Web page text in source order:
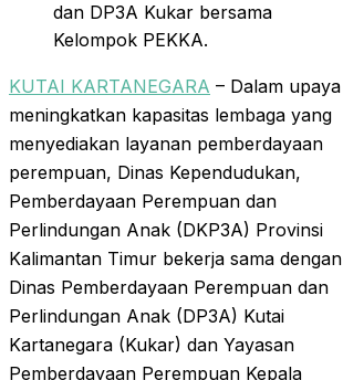
dan DP3A Kukar bersama
Kelompok PEKKA.
KUTAI KARTANEGARA – Dalam upaya
meningkatkan kapasitas lembaga yang
menyediakan layanan pemberdayaan
perempuan, Dinas Kependudukan,
Pemberdayaan Perempuan dan
Perlindungan Anak (DKP3A) Provinsi
Kalimantan Timur bekerja sama dengan
Dinas Pemberdayaan Perempuan dan
Perlindungan Anak (DP3A) Kutai
Kartanegara (Kukar) dan Yayasan
Pemberdayaan Perempuan Kepala